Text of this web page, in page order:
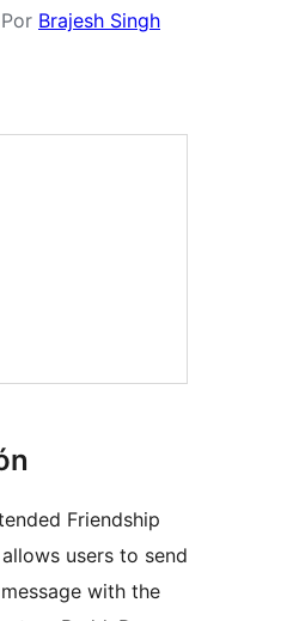
Por Brajesh Singh
Friendship
users to send
with the